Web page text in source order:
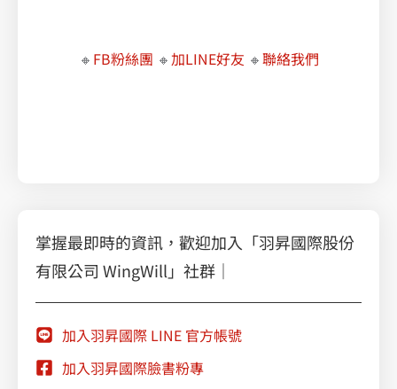
🔸 FB粉絲團 🔸加LINE好友 🔸聯絡我們
掌握最即時的資訊，歡迎加入「羽昇國際股份
有限公司 WingWill」社群｜
加入羽昇國際 LINE 官方帳號
加入羽昇國際臉書粉專